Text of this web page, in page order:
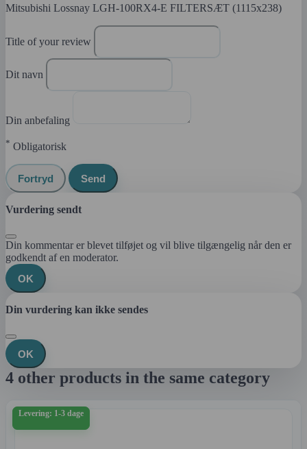
Mitsubishi Lossnay LGH-100RX4-E FILTERSÆT (1115x238)
Title of your review
Dit navn
Din anbefaling
* Obligatorisk
Fortryd Send
Vurdering sendt
Din kommentar er blevet tilføjet og vil blive tilgængelig når den er
godkendt af en moderator.
OK
Din vurdering kan ikke sendes
OK
4 other products in the same category
Levering: 1-3 dage